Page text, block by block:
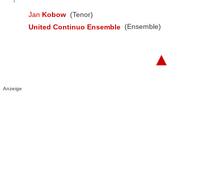
Jan Kobow (Tenor)
United Continuo Ensemble (Ensemble)
▲
Anzeige